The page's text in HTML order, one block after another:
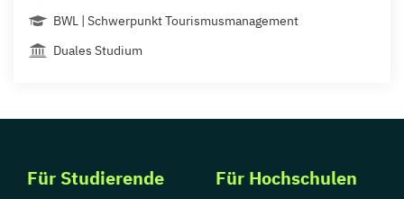
BWL | Schwerpunkt Tourismusmanagement
Duales Studium
Für Studierende Für Hochschulen